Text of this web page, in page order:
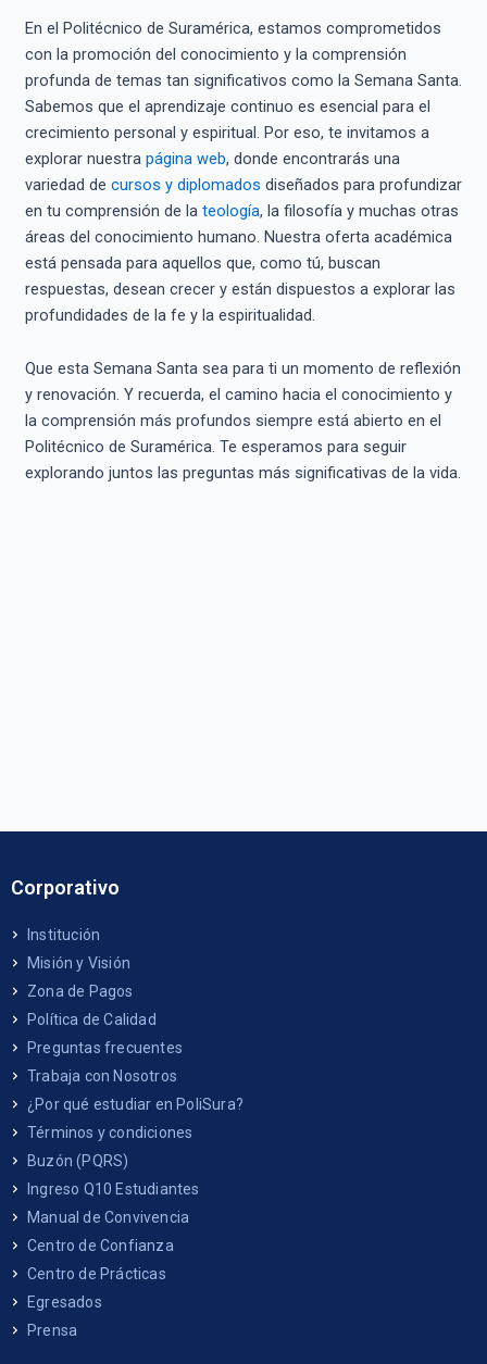
En el Politécnico de Suramérica, estamos comprometidos
con la promoción del conocimiento y la comprensión
profunda de temas tan significativos como la Semana Santa.
Sabemos que el aprendizaje continuo es esencial para el
crecimiento personal y espiritual. Por eso, te invitamos a
explorar nuestra página web, donde encontrarás una
variedad de cursos y diplomados diseñados para profundizar
en tu comprensión de la teología, la filosofía y muchas otras
áreas del conocimiento humano. Nuestra oferta académica
está pensada para aquellos que, como tú, buscan
respuestas, desean crecer y están dispuestos a explorar las
profundidades de la fe y la espiritualidad.
Que esta Semana Santa sea para ti un momento de reflexión
y renovación. Y recuerda, el camino hacia el conocimiento y
la comprensión más profundos siempre está abierto en el
Politécnico de Suramérica. Te esperamos para seguir
explorando juntos las preguntas más significativas de la vida.
Corporativo
Institución
Misión y Visión
Zona de Pagos
Política de Calidad
Preguntas frecuentes
Trabaja con Nosotros
¿Por qué estudiar en PoliSura?
Términos y condiciones
Buzón (PQRS)
Ingreso Q10 Estudiantes
Manual de Convivencia
Centro de Confianza
Centro de Prácticas
Egresados
Prensa